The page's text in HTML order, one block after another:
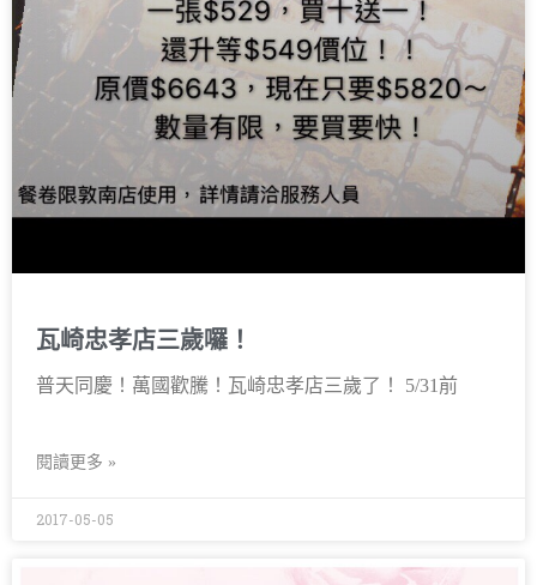
瓦崎忠孝店三歲囉！
普天同慶！萬國歡騰！瓦崎忠孝店三歲了！ 5/31前
閱讀更多 »
2017-05-05